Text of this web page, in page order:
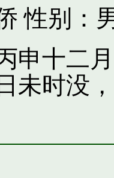
性别：
申十二
未时没